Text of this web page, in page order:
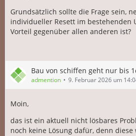
Grundsätzlich sollte die Frage sein,
individueller Resett im bestehenden
Vorteil gegenüber allen anderen ist?
Bau von schiffen geht nur bis
admention 9. Februar 2026 um
Moin,
das ist ein aktuell nicht lösbares
noch keine Lösung dafür, denn diese